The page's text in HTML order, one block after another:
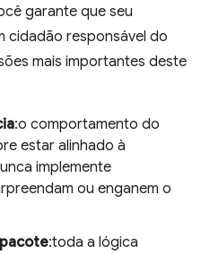
garante que seu
cidadão responsável do
mais importantes deste
:o comportamento do
estar alinhado à
implemente
ou enganem o
:toda a lógica